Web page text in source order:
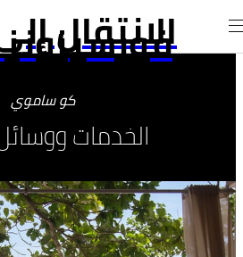
الانتقال
كو ساموي
الخدمات